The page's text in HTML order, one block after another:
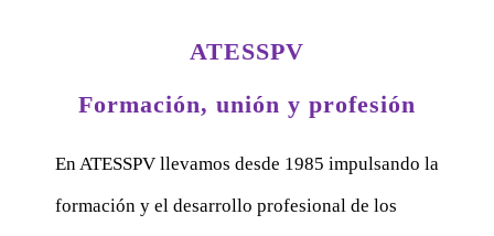
ATESSPV
Formación, unión y profesión
En ATESSPV llevamos desde 1985 impulsando la
formación y el desarrollo profesional de los